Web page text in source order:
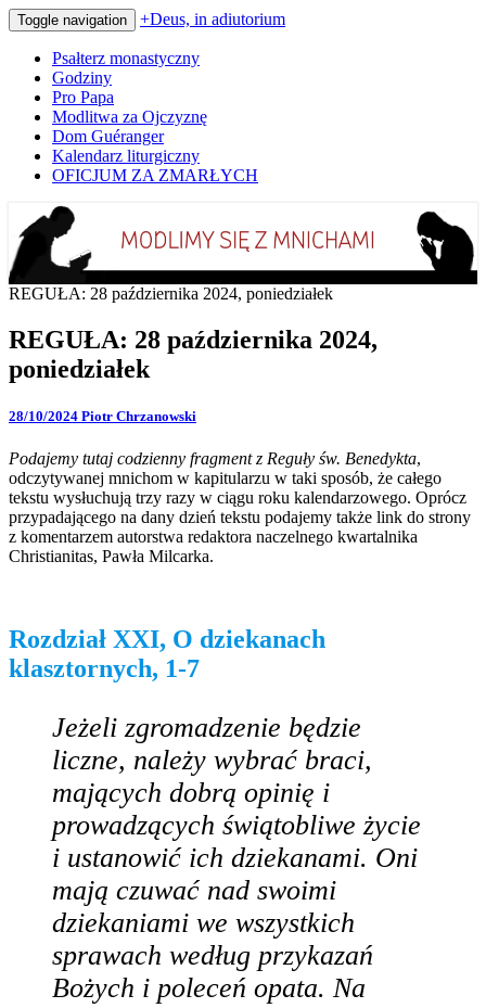
Toggle navigation +Deus, in adiutorium
Psałterz monastyczny
Godziny
Pro Papa
Modlitwa za Ojczyznę
Dom Guéranger
Kalendarz liturgiczny
OFICJUM ZA ZMARŁYCH
+Deus, in adiutorium
Codziennie modlimy się z mnichami
REGUŁA: 28 października 2024, poniedziałek
REGUŁA: 28 października 2024,
poniedziałek
28/10/2024 Piotr Chrzanowski
Podajemy tutaj codzienny fragment z Reguły św. Benedykta,
odczytywanej mnichom w kapitularzu w taki sposób, że całego
tekstu wysłuchują trzy razy w ciągu roku kalendarzowego. Oprócz
przypadającego na dany dzień tekstu podajemy także link do strony
z komentarzem autorstwa redaktora naczelnego kwartalnika
Christianitas, Pawła Milcarka.
Rozdział XXI, O dziekanach
klasztornych, 1-7
Jeżeli zgromadzenie będzie
liczne, należy wybrać braci,
mających dobrą opinię i
prowadzących świątobliwe życie
i ustanowić ich dziekanami. Oni
mają czuwać nad swoimi
dziekaniami we wszystkich
sprawach według przykazań
Bożych i poleceń opata. Na